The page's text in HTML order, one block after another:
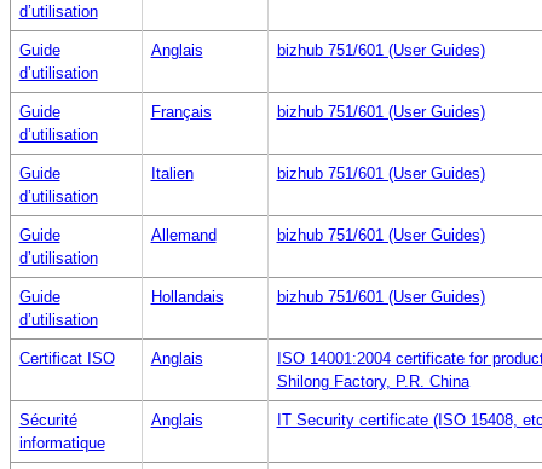
d’utilisation
Guide
d’utilisation
Anglais bizhub 751/601 (User Guides)
Guide
d’utilisation
Français bizhub 751/601 (User Guides)
Guide
d’utilisation
Italien bizhub 751/601 (User Guides)
Guide
d’utilisation
Allemand bizhub 751/601 (User Guides)
Guide
d’utilisation
Hollandais bizhub 751/601 (User Guides)
Certificat ISO Anglais
ISO 14001:2004 certificate for
Shilong Factory, P.R. China
Sécurité
informatique
Anglais IT Security certificate (ISO 15408,